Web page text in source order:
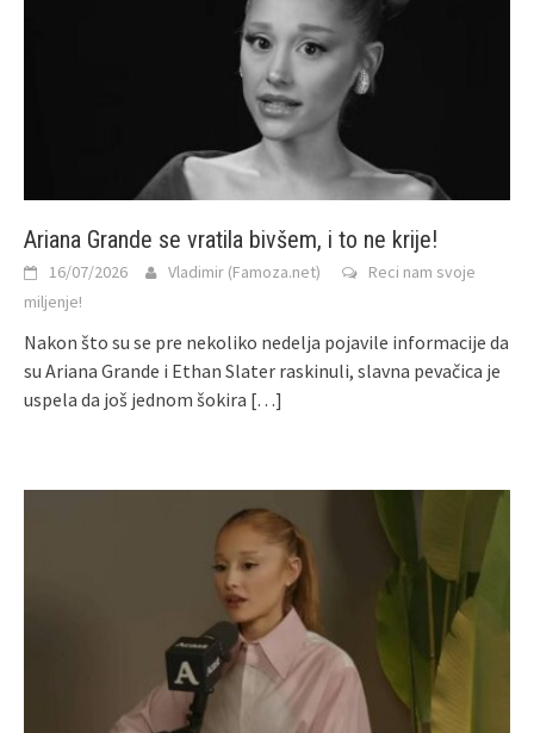
Ariana Grande se vratila bivšem, i to ne krije!
16/07/2026 Vladimir (Famoza.net)
Reci nam svoje
miljenje!
Nakon što su se pre nekoliko nedelja pojavile informacije da
su Ariana Grande i Ethan Slater raskinuli, slavna pevačica je
uspela da još jednom šokira […]